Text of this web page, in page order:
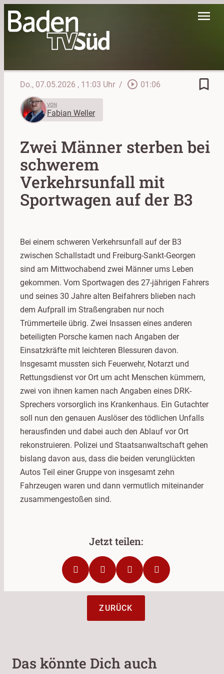
menu
Do., 07.05.2026 , 11:03 Uhr / play_circle_outline 01:06 bookmark_border
VON
Fabian Weller
Zwei Männer sterben bei
schwerem
Verkehrsunfall mit
Sportwagen auf der B3
Bei einem schweren Verkehrsunfall auf der B3
zwischen Schallstadt und Freiburg-Sankt-Georgen
sind am Mittwochabend zwei Männer ums Leben
gekommen. Vom Sportwagen des 27-jährigen Fahrers
und seines 30 Jahre alten Beifahrers blieben nach
dem Aufprall im Straßengraben nur noch
Trümmerteile übrig. Zwei Insassen eines anderen
beteiligten Porsche kamen nach Angaben der
Einsatzkräfte mit leichteren Blessuren davon.
Insgesamt mussten sich Feuerwehr, Notarzt und
Rettungsdienst vor Ort um acht Menschen kümmern,
zwei von ihnen kamen nach Angaben eines DRK-
Sprechers vorsorglich ins Krankenhaus. Ein Gutachter
soll nun den genauen Auslöser des tödlichen Unfalls
herausfinden und dabei auch den Ablauf vor Ort
rekonstruieren. Polizei und Staatsanwaltschaft gehen
bislang davon aus, dass die beiden verunglückten
Autos Teil einer Gruppe von insgesamt zehn
Fahrzeugen waren und dann vermutlich miteinander
zusammengestoßen sind.
ZURÜCK
Das könnte Dich auch